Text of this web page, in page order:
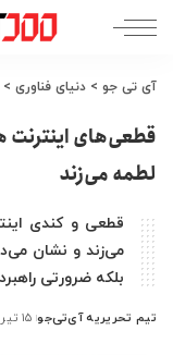
آی تی جو > دنیای فناوری >
قطعی‌های اینترنت
لطمه می‌زند
قطعی و کندی
می‌زند و نشان
بلکه ضرورتی
ارسال
تیم تحریریه آی‌تی‌جو ۱۵ تیر ۱۴۰۴